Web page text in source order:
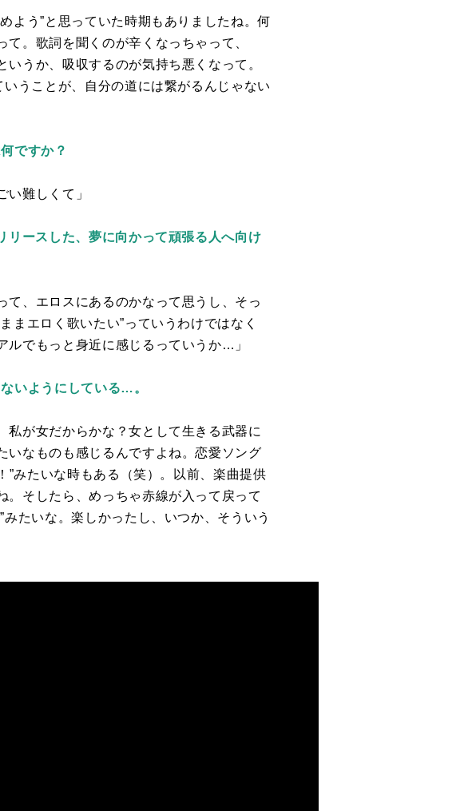
よう”と思っていた時期もありましたね。何
。歌詞を聞くのが辛くなっちゃって、
うか、吸収するのが気持ち悪くなって。
うことが、自分の道には繋がるんじゃない
ですか？
い難しくて」
ースした、夢に向かって頑張る人へ向け
て、エロスにあるのかなって思うし、そっ
まエロく歌いたい”っていうわけではなく
ルでもっと身近に感じるっていうか…」
いようにしている…。
私が女だからかな？女として生きる武器に
いなものも感じるんですよね。恋愛ソング
”みたいな時もある（笑）。以前、楽曲提供
。そしたら、めっちゃ赤線が入って戻って
たいな。楽しかったし、いつか、そういう